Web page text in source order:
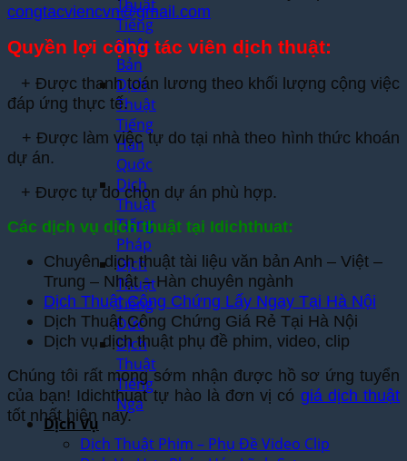
Thuật
Tiếng
Nhật
Bản
Dịch
Thuật
Tiếng
Hàn
Quốc
Dịch
Thuật
Tiếng
Pháp
Dịch
Thuật
Tiếng
Đức
Dịch
Thuật
Tiếng
Nga
Dịch Vụ
Dịch Thuật Phim – Phụ Đề Video Clip
congtacviencvn@gmail.com
Quyền lợi cộng tác viên dịch thuật:
+ Được thanh toán lương theo khối lượng cộng việc
đáp ứng thực tế.
+ Được làm việc tự do tại nhà theo hình thức khoán
dự án.
+ Được tự do chọn dự án phù hợp.
Các dịch vụ dịch thuật tại Idichthuat:
Chuyên dịch thuật tài liệu văn bản Anh – Việt –
Trung – Nhật – Hàn chuyên ngành
Dịch Thuật Công Chứng Lấy Ngay Tại Hà Nội
Dịch Thuật Công Chứng Giá Rẻ Tại Hà Nội
Dịch vụ dịch thuật phụ đề phim, video, clip
Chúng tôi rất mong sớm nhận được hồ sơ ứng tuyển
của bạn! Idichthuat tự hào là đơn vị có giá dịch thuật
tốt nhất hiện nay.